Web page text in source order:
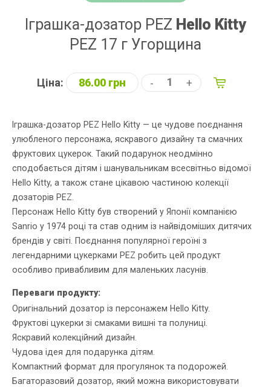
Іграшка-дозатор PEZ Hello Kitty
PEZ 17 г Угорщина
Ціна: 86.00 грн - +
Іграшка-дозатор PEZ Hello Kitty — це чудове поєднання
улюбленого персонажа, яскравого дизайну та смачних
фруктових цукерок. Такий подарунок неодмінно
сподобається дітям і шанувальникам всесвітньо відомої
Hello Kitty, а також стане цікавою частиною колекції
дозаторів PEZ.
Персонаж Hello Kitty був створений у Японії компанією
Sanrio у 1974 році та став одним із найвідоміших дитячих
брендів у світі. Поєднання популярної героїні з
легендарними цукерками PEZ робить цей продукт
особливо привабливим для маленьких ласунів.
Переваги продукту:
Оригінальний дозатор із персонажем Hello Kitty.
Фруктові цукерки зі смаками вишні та полуниці.
Яскравий колекційний дизайн.
Чудова ідея для подарунка дітям.
Компактний формат для прогулянок та подорожей.
Багаторазовий дозатор, який можна використовувати